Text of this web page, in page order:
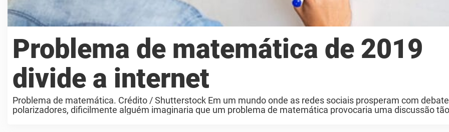
Problema de matemática de 2019
divide a internet
Problema de matemática. Crédito / Shutterstock Em um mundo onde as redes sociais prosperam com
polarizadores, dificilmente alguém imaginaria que um problema de matemática provocaria uma discussão